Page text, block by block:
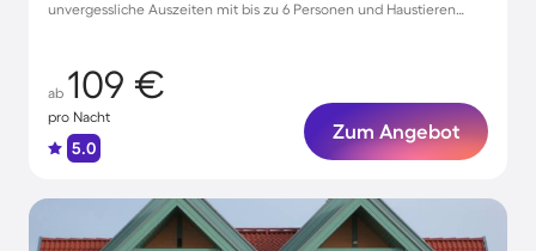
unvergessliche Auszeiten mit bis zu 6 Personen und Haustieren
ab 109 €
pro Nacht
5.0
Zum Angebot